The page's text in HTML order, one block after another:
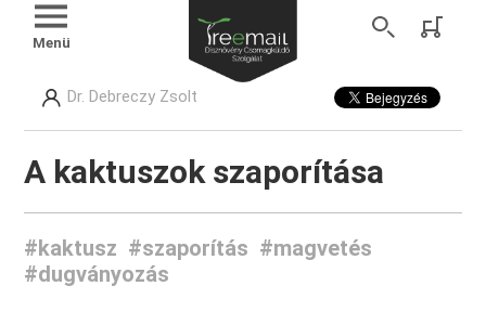
Menü
Dr. Debreczy Zsolt
A kaktuszok szaporítása
#kaktusz #szaporítás #magvetés
#dugványozás